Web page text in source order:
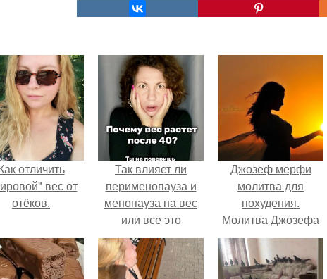
отличить
вес от
отёков.
Так влияет ли
перименопауза и
менопауза на вес
или все это
ерунда?
Джозеф мерфи
молитва для
похудения.
Молитва Джозефа
мэрфи для
исполнения
желаний.